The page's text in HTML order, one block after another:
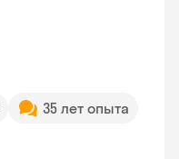
35 лет опыта